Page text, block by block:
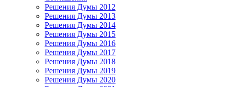
Решения Думы 2012
Решения Думы 2013
Решения Думы 2014
Решения Думы 2015
Решения Думы 2016
Решения Думы 2017
Решения Думы 2018
Решения Думы 2019
Решения Думы 2020